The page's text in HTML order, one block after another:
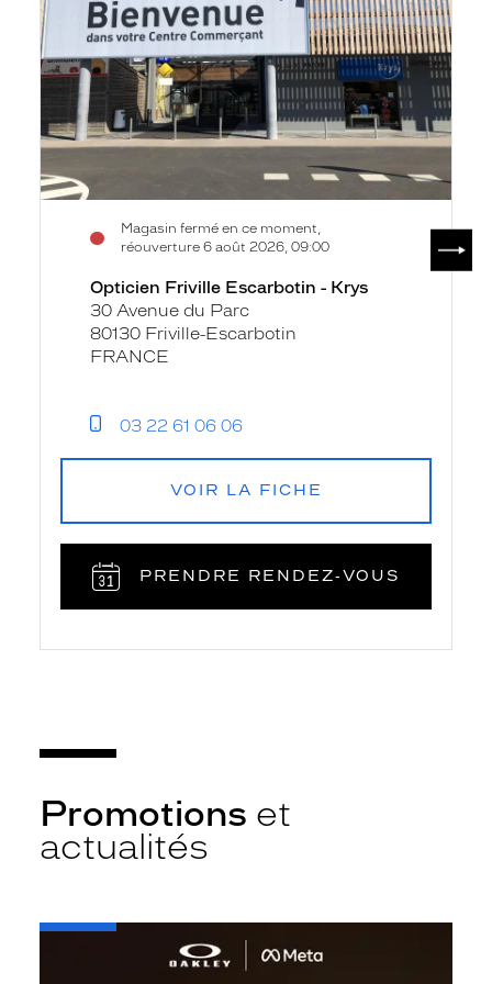
Krys
Magasin fermé en ce moment,
réouverture 6 août 2026, 09:00
Opticien Friville Escarbotin - Krys
30 Avenue du Parc
80130 Friville-Escarbotin
FRANCE
03 22 61 06 06
VOIR LA FICHE
PRENDRE RENDEZ‑VOUS
Promotions et
actualités
-